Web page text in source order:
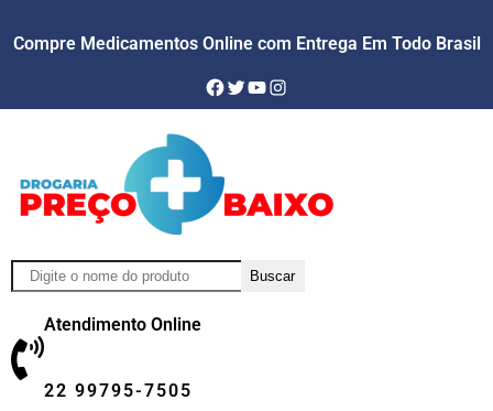
toCompre Medicamentos Online com Entrega Em Todo Brasil
Facebook
Twitter
YouTube
Instagram
Pesquisar Buscar
Atendimento Online
22 99795-7505